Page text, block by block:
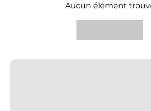
Aucun élément